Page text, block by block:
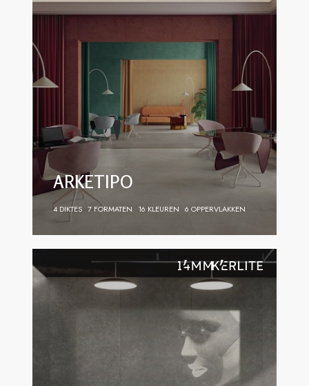
ARKETIPO
4 DIKTES 7 FORMATEN 16 KLEUREN 6 OPPERVLAKKEN